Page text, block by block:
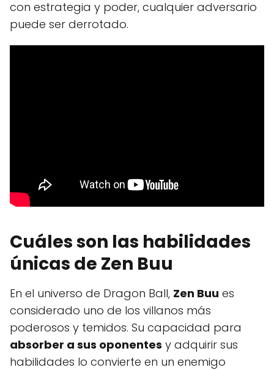
con estrategia y poder, cualquier adversario
puede ser derrotado.
Cuáles son las habilidades
únicas de Zen Buu
En el universo de Dragon Ball, Zen Buu es
considerado uno de los villanos más
poderosos y temidos. Su capacidad para
absorber a sus oponentes y adquirir sus
habilidades lo convierte en un enemigo